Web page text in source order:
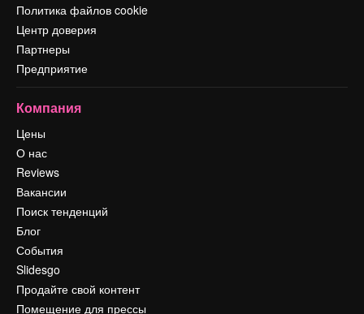
Политика файлов cookie
Центр доверия
Партнеры
Предприятие
Компания
Цены
О нас
Reviews
Вакансии
Поиск тенденций
Блог
События
Slidesgo
Продайте свой контент
Помещение для прессы